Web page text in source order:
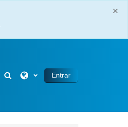
×
Alternar entrada de pesquisa
Entrar